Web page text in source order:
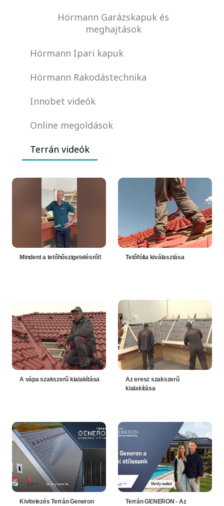
Hörmann Garázskapuk és
meghajtások
Hörmann Ipari kapuk
Hörmann Rakodástechnika
Innobet videók
Online megoldások
Terrán videók
Mindent a tetőhőszigetelésről! Tetőfólia kiválasztása
A vápa szakszerű kialakítása
Az eresz szakszerű
kialakítása
Kivitelezés Terrán Generon
Terrán GENERON - Az